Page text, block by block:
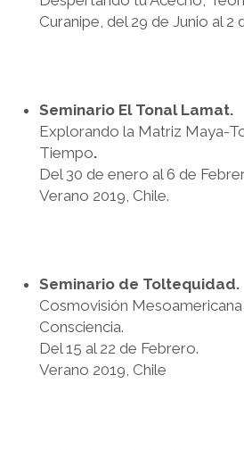
Curanipe, del 29 de Junio al 2
Seminario El Tonal Lamat.
Explorando la Matriz Maya-
Tiempo.
Del 30 de enero al 6 de
Verano 2019, Chile.
Seminario de Toltequidad.
Cosmovisión
Consciencia.
Del 15 al 22 de Febrero.
Verano 2019, Chile